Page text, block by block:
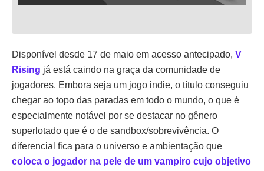
Disponível desde 17 de maio em acesso antecipado, V
Rising já está caindo na graça da comunidade de
jogadores. Embora seja um jogo indie, o título conseguiu
chegar ao topo das paradas em todo o mundo, o que é
especialmente notável por se destacar no gênero
superlotado que é o de sandbox/sobrevivência. O
diferencial fica para o universo e ambientação que
coloca o jogador na pele de um vampiro cujo objetivo